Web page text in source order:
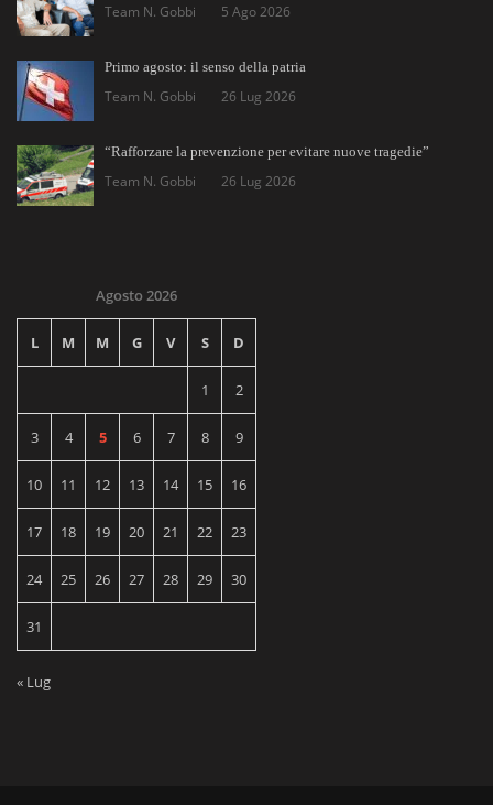
Team N. Gobbi 5 Ago 2026
Primo agosto: il senso della patria
Team N. Gobbi 26 Lug 2026
“Rafforzare la prevenzione per evitare nuove tragedie”
Team N. Gobbi 26 Lug 2026
Agosto 2026
L M M G V S D
1 2
3 4 5 6 7 8 9
10 11 12 13 14 15 16
17 18 19 20 21 22 23
24 25 26 27 28 29 30
31
« Lug